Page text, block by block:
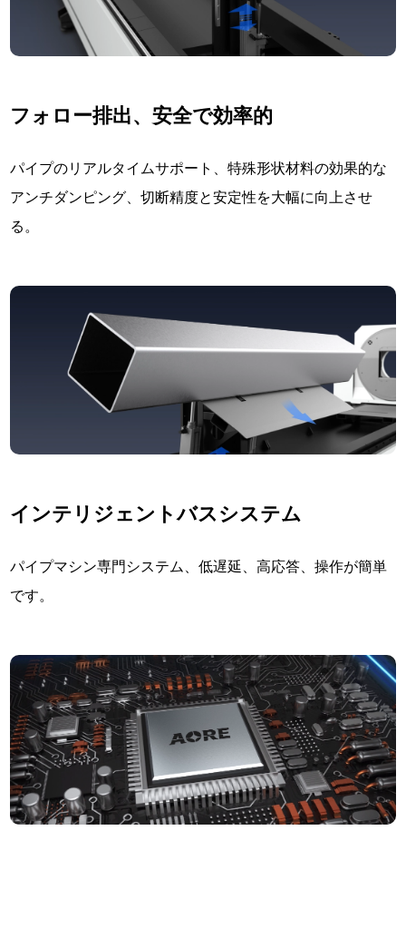
フォロー排出、安全で効率的
パイプのリアルタイムサポート、特殊形状材料の効果的な
アンチダンピング、切断精度と安定性を大幅に向上させ
る。
インテリジェントバスシステム
パイプマシン専門システム、低遅延、高応答、操作が簡単
です。